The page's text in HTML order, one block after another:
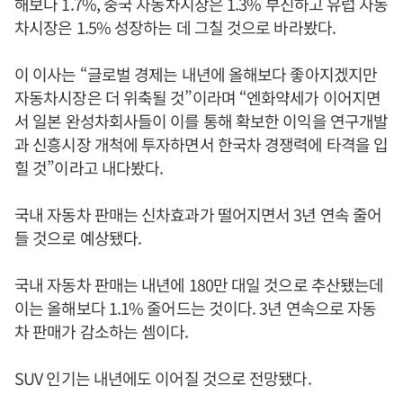
차시장은 1.5% 성장하는 데 그칠 것으로 바라봤다.
이 이사는 “글로벌 경제는 내년에 올해보다 좋아지겠지만
자동차시장은 더 위축될 것”이라며 “엔화약세가 이어지면
서 일본 완성차회사들이 이를 통해 확보한 이익을 연구개발
과 신흥시장 개척에 투자하면서 한국차 경쟁력에 타격을 입
힐 것”이라고 내다봤다.
국내 자동차 판매는 신차효과가 떨어지면서 3년 연속 줄어
들 것으로 예상됐다.
국내 자동차 판매는 내년에 180만 대일 것으로 추산됐는데
이는 올해보다 1.1% 줄어드는 것이다. 3년 연속으로 자동
차 판매가 감소하는 셈이다.
SUV 인기는 내년에도 이어질 것으로 전망됐다.